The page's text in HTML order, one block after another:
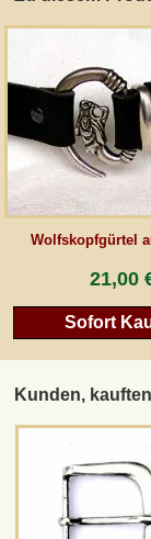
Wolfskopfgürtel
21,00
Sofort
Kunden,
Mittelalter-
AGB
Gästebuch
Newsletter
*Alle Preise inkl. MwSt.,